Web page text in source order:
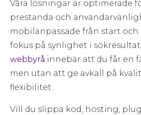
Våra lösningar är optimerade
prestanda och
mobilanpassade från start och
fokus på synlighet i
webbyrå innebär att du får en
men utan att ge avkall på
flexibilitet.
Vill du slippa kod, hosting,